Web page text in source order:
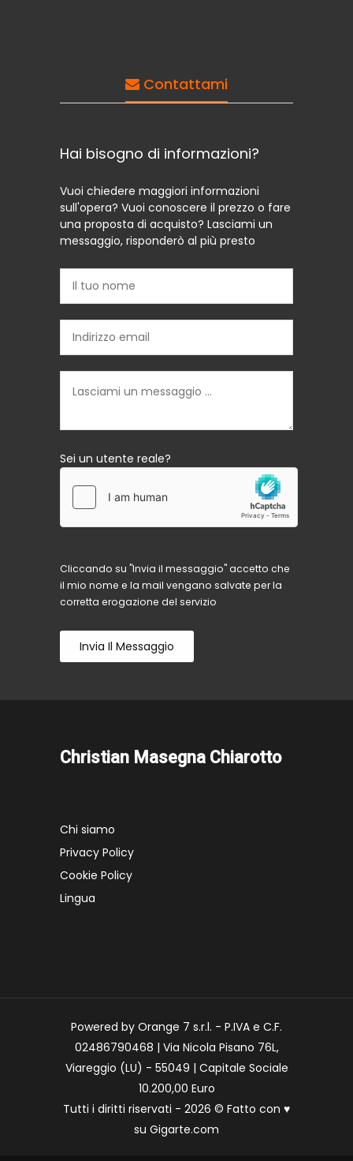
Contattami
Hai bisogno di informazioni?
Vuoi chiedere maggiori informazioni
sull'opera? Vuoi conoscere il prezzo o fare
una proposta di acquisto? Lasciami un
messaggio, risponderò al più presto
Sei un utente reale?
Cliccando su "Invia il messaggio" accetto che
il mio nome e la mail vengano salvate per la
corretta erogazione del servizio
Invia Il Messaggio
Christian Masegna Chiarotto
Chi siamo
Privacy Policy
Cookie Policy
Lingua
Powered by Orange 7 s.r.l. - P.IVA e C.F.
02486790468 | Via Nicola Pisano 76L,
Viareggio (LU) - 55049 | Capitale Sociale
10.200,00 Euro
Tutti i diritti riservati - 2026 © Fatto con ♥
su Gigarte.com